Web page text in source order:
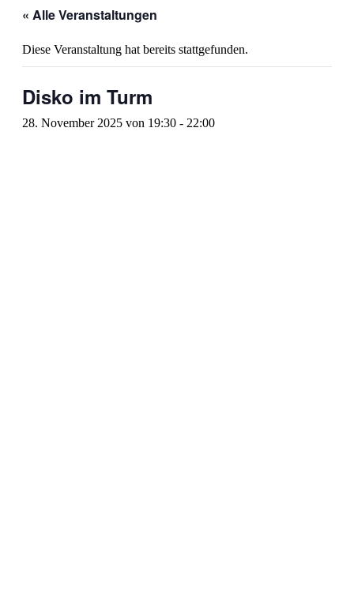
« Alle Veranstaltungen
Diese Veranstaltung hat bereits stattgefunden.
Disko im Turm
28. November 2025 von 19:30 - 22:00